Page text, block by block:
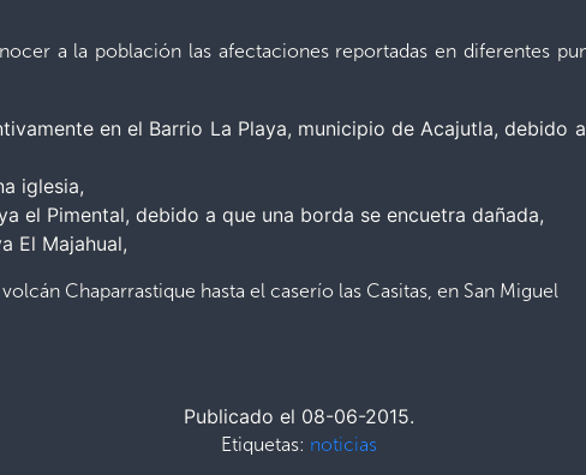
a la población las afectaciones reportadas en diferentes
en el Barrio La Playa, municipio de Acajutla, debido
iglesia,
el Pimental, debido a que una borda se encuetra dañada,
El Majahual,
Chaparrastique hasta el caserío las Casitas, en San Miguel
Publicado el 08-06-2015.
Etiquetas: noticias